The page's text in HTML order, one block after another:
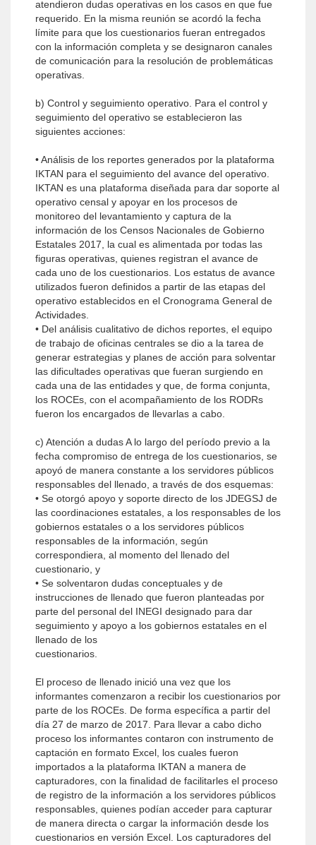
atendieron dudas operativas en los casos en que fue
requerido. En la misma reunión se acordó la fecha
límite para que los cuestionarios fueran entregados
con la información completa y se designaron canales
de comunicación para la resolución de problemáticas
operativas.
b) Control y seguimiento operativo. Para el control y
seguimiento del operativo se establecieron las
siguientes acciones:
• Análisis de los reportes generados por la plataforma
IKTAN para el seguimiento del avance del operativo.
IKTAN es una plataforma diseñada para dar soporte al
operativo censal y apoyar en los procesos de
monitoreo del levantamiento y captura de la
información de los Censos Nacionales de Gobierno
Estatales 2017, la cual es alimentada por todas las
figuras operativas, quienes registran el avance de
cada uno de los cuestionarios. Los estatus de avance
utilizados fueron definidos a partir de las etapas del
operativo establecidos en el Cronograma General de
Actividades.
• Del análisis cualitativo de dichos reportes, el equipo
de trabajo de oficinas centrales se dio a la tarea de
generar estrategias y planes de acción para solventar
las dificultades operativas que fueran surgiendo en
cada una de las entidades y que, de forma conjunta,
los ROCEs, con el acompañamiento de los RODRs
fueron los encargados de llevarlas a cabo.
c) Atención a dudas A lo largo del período previo a la
fecha compromiso de entrega de los cuestionarios, se
apoyó de manera constante a los servidores públicos
responsables del llenado, a través de dos esquemas:
• Se otorgó apoyo y soporte directo de los JDEGSJ de
las coordinaciones estatales, a los responsables de los
gobiernos estatales o a los servidores públicos
responsables de la información, según
correspondiera, al momento del llenado del
cuestionario, y
• Se solventaron dudas conceptuales y de
instrucciones de llenado que fueron planteadas por
parte del personal del INEGI designado para dar
seguimiento y apoyo a los gobiernos estatales en el
llenado de los
cuestionarios.
El proceso de llenado inició una vez que los
informantes comenzaron a recibir los cuestionarios por
parte de los ROCEs. De forma específica a partir del
día 27 de marzo de 2017. Para llevar a cabo dicho
proceso los informantes contaron con instrumento de
captación en formato Excel, los cuales fueron
importados a la plataforma IKTAN a manera de
capturadores, con la finalidad de facilitarles el proceso
de registro de la información a los servidores públicos
responsables, quienes podían acceder para capturar
de manera directa o cargar la información desde los
cuestionarios en versión Excel. Los capturadores del